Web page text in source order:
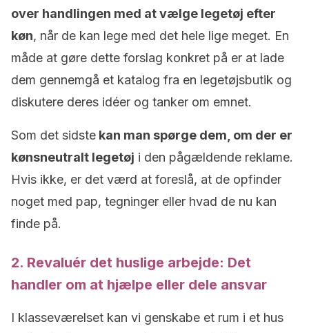
over handlingen med at vælge legetøj efter
køn, når de kan lege med det hele lige meget. En
måde at gøre dette forslag konkret på er at lade
dem gennemgå et katalog fra en legetøjsbutik og
diskutere deres idéer og tanker om emnet.
Som det sidste kan man spørge dem, om der er
kønsneutralt legetøj i den pågældende reklame.
Hvis ikke, er det værd at foreslå, at de opfinder
noget med pap, tegninger eller hvad de nu kan
finde på.
2. Revaluér det huslige arbejde: Det
handler om at hjælpe eller dele ansvar
I klasseværelset kan vi genskabe et rum i et hus